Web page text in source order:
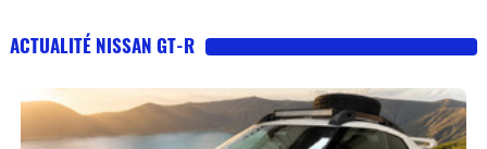
ACTUALITÉ NISSAN GT-R